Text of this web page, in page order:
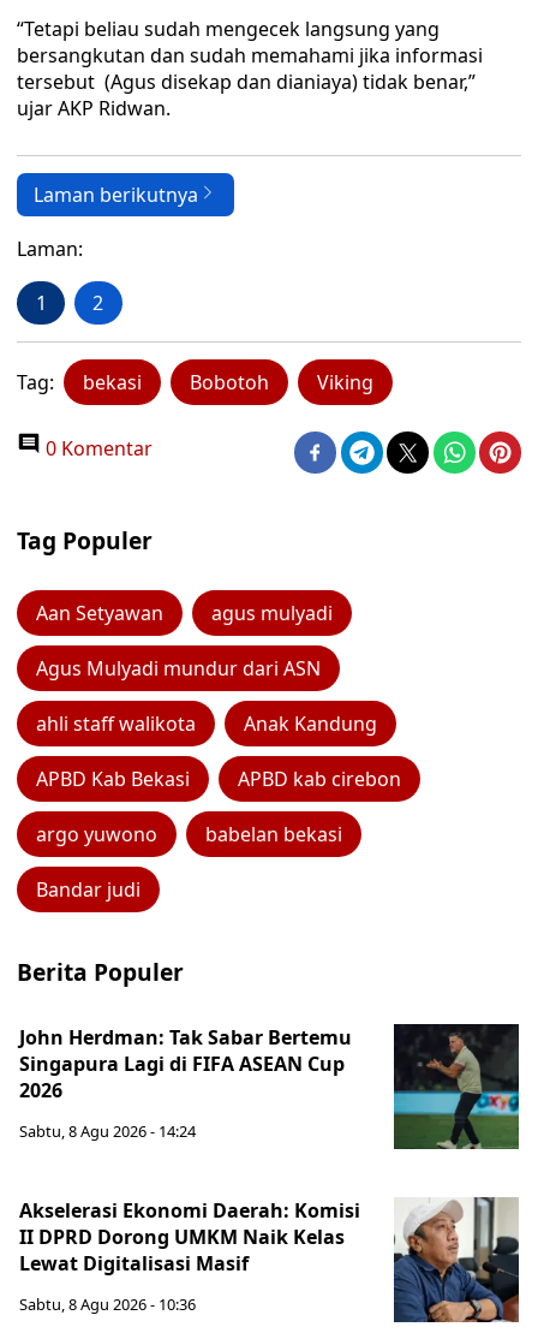
“Tetapi beliau sudah mengecek langsung yang
bersangkutan dan sudah memahami jika informasi
tersebut (Agus disekap dan dianiaya) tidak benar,”
ujar AKP Ridwan.
Laman berikutnya
Laman:
1 2
Tag: bekasi Bobotoh Viking
0 Komentar
Tag Populer
Aan Setyawan agus mulyadi
Agus Mulyadi mundur dari ASN
ahli staff walikota Anak Kandung
APBD Kab Bekasi APBD kab cirebon
argo yuwono babelan bekasi
Bandar judi
Berita Populer
John Herdman: Tak Sabar Bertemu
Singapura Lagi di FIFA ASEAN Cup
2026
Sabtu, 8 Agu 2026 - 14:24
Akselerasi Ekonomi Daerah: Komisi
II DPRD Dorong UMKM Naik Kelas
Lewat Digitalisasi Masif
Sabtu, 8 Agu 2026 - 10:36